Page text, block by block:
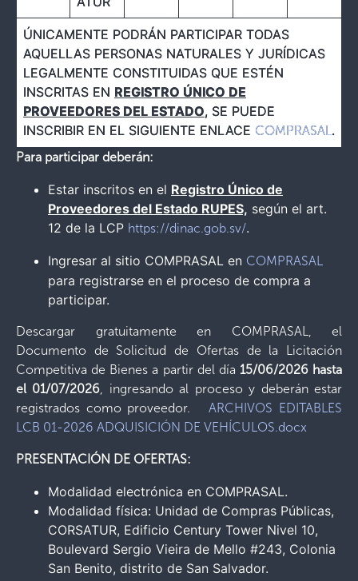
ÚNICAMENTE PODRÁN PARTICIPAR TODAS
AQUELLAS PERSONAS NATURALES Y JURÍDICAS
LEGALMENTE CONSTITUIDAS QUE ESTÉN
INSCRITAS EN REGISTRO ÚNICO DE
PROVEEDORES DEL ESTADO, SE PUEDE
INSCRIBIR EN EL SIGUIENTE ENLACE COMPRASAL.
Para participar deberán:
Estar inscritos en el Registro Único de
Proveedores del Estado RUPES, según el art.
12 de la LCP https://dinac.gob.sv/.
Ingresar al sitio COMPRASAL en COMPRASAL
para registrarse en el proceso de compra a
participar.
Descargar gratuitamente en COMPRASAL, el
Documento de Solicitud de Ofertas de la Licitación
Competitiva de Bienes a partir del día 15/06/2026 hasta
el 01/07/2026, ingresando al proceso y deberán estar
registrados como proveedor.ARCHIVOS EDITABLES
LCB 01-2026 ADQUISICIÓN DE VEHÍCULOS.docx
PRESENTACIÓN DE OFERTAS:
Modalidad electrónica en COMPRASAL.
Modalidad física: Unidad de Compras Públicas,
CORSATUR, Edificio Century Tower Nivel 10,
Boulevard Sergio Vieira de Mello #243, Colonia
San Benito, distrito de San Salvador.